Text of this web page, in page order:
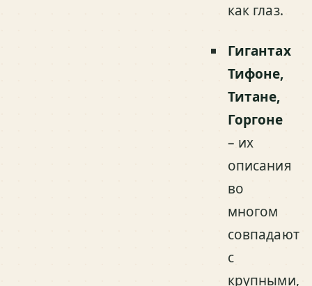
как глаз.
Гигантах
Тифоне,
Титане,
Горгоне
– их
описания
во
многом
совпадают
с
крупными,